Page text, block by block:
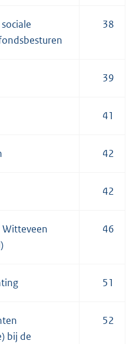
38
39
41
42
42
46
51
bij de
52